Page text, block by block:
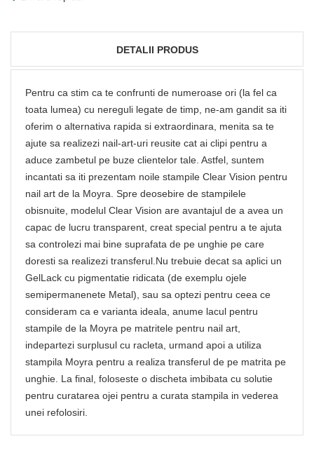
DETALII PRODUS
Pentru ca stim ca te confrunti de numeroase ori (la fel ca
toata lumea) cu nereguli legate de timp, ne-am gandit sa iti
oferim o alternativa rapida si extraordinara, menita sa te
ajute sa realizezi nail-art-uri reusite cat ai clipi pentru a
aduce zambetul pe buze clientelor tale. Astfel, suntem
incantati sa iti prezentam noile stampile Clear Vision pentru
nail art de la Moyra. Spre deosebire de stampilele
obisnuite, modelul Clear Vision are avantajul de a avea un
capac de lucru transparent, creat special pentru a te ajuta
sa controlezi mai bine suprafata de pe unghie pe care
doresti sa realizezi transferul.Nu trebuie decat sa aplici un
GelLack cu pigmentatie ridicata (de exemplu ojele
semipermanenete Metal), sau sa optezi pentru ceea ce
consideram ca e varianta ideala, anume lacul pentru
stampile de la Moyra pe matritele pentru nail art,
indepartezi surplusul cu racleta, urmand apoi a utiliza
stampila Moyra pentru a realiza transferul de pe matrita pe
unghie. La final, foloseste o discheta imbibata cu solutie
pentru curatarea ojei pentru a curata stampila in vederea
unei refolosiri.